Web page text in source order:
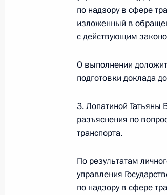
27 мая 2025 года,
Исполнены
Окского
ресурсов
27 мая 2025 года, 16:16
25 апреля 2025
25 апреля 2025
по надзору в сфере
изложенный в
с действующим
О выполнении
подготовки доклада
3. Лопатиной Татьяны
разъяснения по
транспорта.
По результатам
управления
по надзору в сфере